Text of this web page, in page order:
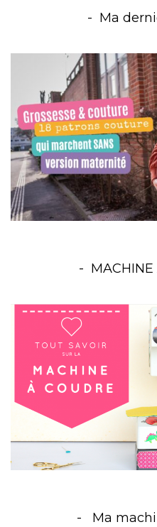
Ma
MACHINE
Ma